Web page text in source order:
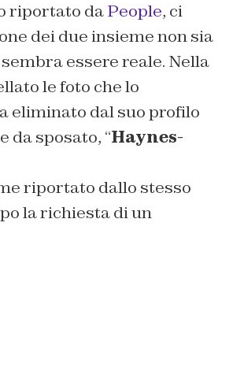
riportato daPeople, ci
dei due insieme non sia
essere reale. Nella
le foto che lo
eliminato dal suo profilo
da sposato, “Haynes-
riportato dallo stesso
la richiesta di un